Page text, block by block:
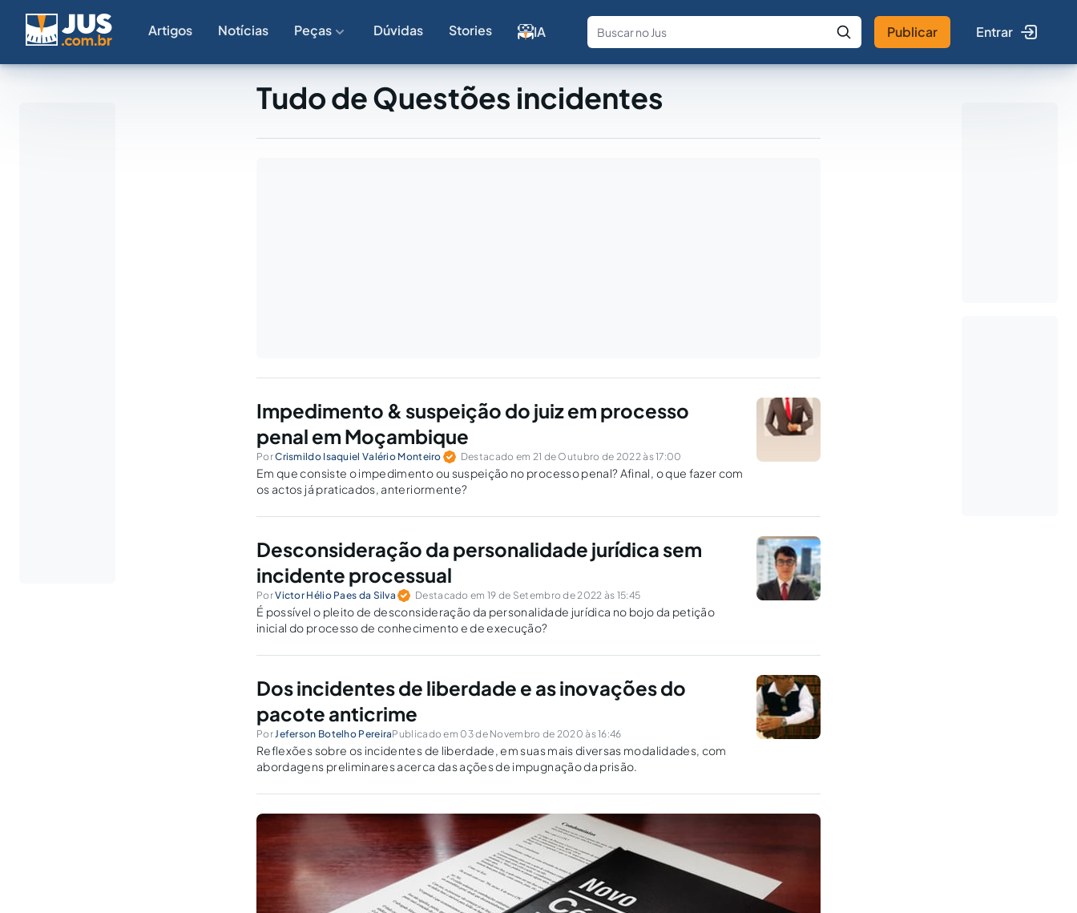
Artigos Notícias Peças Dúvidas Stories IA
Fale com a IA Buscar no Jus
Publicar Entrar
Tudo de Questões incidentes
Impedimento & suspeição do juiz em processo
penal em Moçambique
PorCrismildo Isaquiel Valério Monteiro Destacado em 21 de Outubro de 2022 às 17:00
Em que consiste o impedimento ou suspeição no processo penal? Afinal, o que fazer com
os actos já praticados, anteriormente?
Desconsideração da personalidade jurídica sem
incidente processual
PorVictor Hélio Paes da Silva Destacado em 19 de Setembro de 2022 às 15:45
É possível o pleito de desconsideração da personalidade jurídica no bojo da petição
inicial do processo de conhecimento e de execução?
Dos incidentes de liberdade e as inovações do
pacote anticrime
PorJeferson Botelho PereiraPublicado em 03 de Novembro de 2020 às 16:46
Reflexões sobre os incidentes de liberdade, em suas mais diversas modalidades, com
abordagens preliminares acerca das ações de impugnação da prisão.